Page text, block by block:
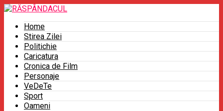
Home
Stirea Zilei
Politichie
Caricatura
Cronica de Film
Personaje
VeDeTe
Sport
Oameni